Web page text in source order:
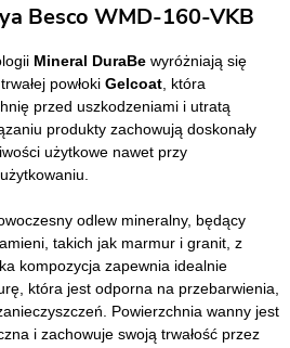
Besco WMD-160-VKB
Mineral DuraBe wyróżniają się
powłoki Gelcoat , która
przed uszkodzeniami i utratą
produkty zachowują doskonały
użytkowe nawet przy
odlew mineralny, będący
takich jak marmur i granit, z
kompozycja zapewnia idealnie
która jest odporna na przebarwienia,
Powierzchnia wanny jest
i zachowuje swoją trwałość przez